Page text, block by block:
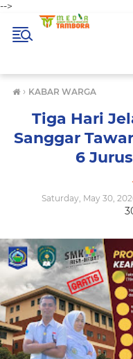
-->
› KABAR WARGA
Tiga Hari
Sanggar
6
Saturday, May 30,